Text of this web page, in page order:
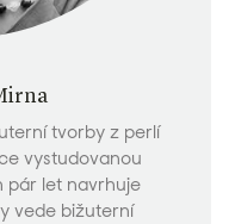
tvorby z perlí
vystudovanou
pár let navrhuje
vede bižuterní